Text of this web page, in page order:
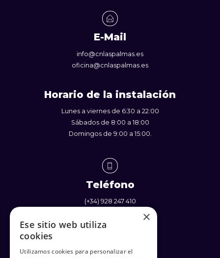
E-Mail
info@cnlaspalmas.es
oficina@cnlaspalmas.es
Horario de la instalación
Lunes a viernes de 6:30 a 22:00
Sábados de 8:00 a 18:00
Domingos de 9:00 a 15:00.
Teléfono
(+34) 928 247 410
×
Ese sitio web utiliza
cookies
Utilizamos cookies para personalizar el